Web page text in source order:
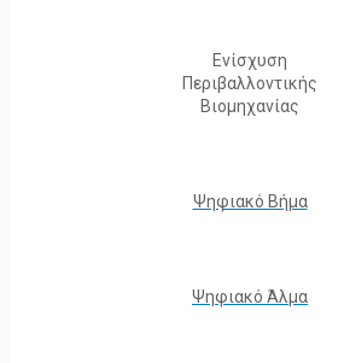
Ενίσχυση
Περιβαλλοντικής
Βιομηχανίας
Ψηφιακό Βήμα
Ψηφιακό Άλμα